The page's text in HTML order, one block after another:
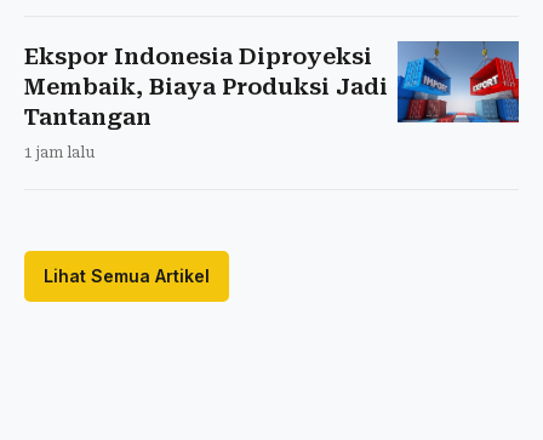
Ekspor Indonesia Diproyeksi
Membaik, Biaya Produksi Jadi
Tantangan
1 jam lalu
Lihat Semua Artikel